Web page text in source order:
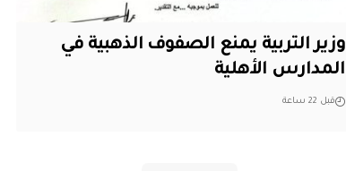
وزير التربية يمنع الصفوف الذهبية في
المدارس الأهلية
قبل 22 ساعة